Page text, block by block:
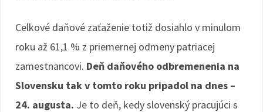
Celkové daňové zaťaženie totiž dosiahlo v minulom
roku až 61,1 % z priemernej odmeny patriacej
zamestnancovi. Deň daňového odbremenenia na
Slovensku tak v tomto roku pripadol na dnes –
24. augusta. Je to deň, kedy slovenský pracujúci s